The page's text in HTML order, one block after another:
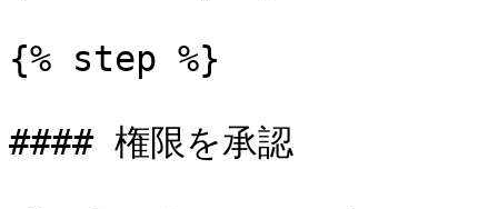
{% step %}
#### 権限を承認